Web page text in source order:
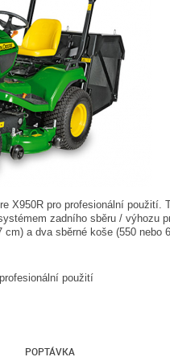
X950R pro profesionální použití.
zadního sběru / výhozu
a dva sběrné koše (550 nebo
použití
POPTÁVKA